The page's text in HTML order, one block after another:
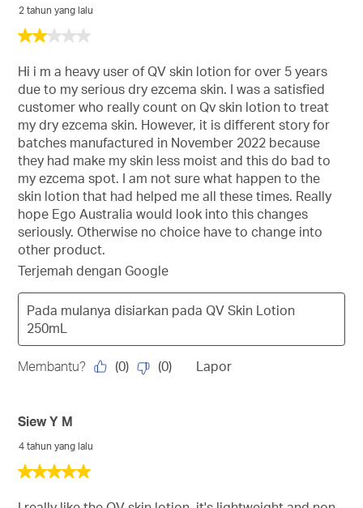
2
5
bintang.
2 tahun yang lalu
Hi i m a heavy user of QV skin lotion for over 5 years
due to my serious dry ezcema skin. I was a satisfied
customer who really count on Qv skin lotion to treat
my dry ezcema skin. However, it is different story for
batches manufactured in November 2022 because
they had make my skin less moist and this do bad to
my ezcema spot. I am not sure what happen to the
skin lotion that had helped me all these times. Really
hope Ego Australia would look into this changes
seriously. Otherwise no choice have to change into
other product.
Terjemah dengan Google
Pada mulanya disiarkan pada QV Skin Lotion
250mL
Membantu? (0) (0) Lapor
5
5
Siew Y M
4 tahun yang lalu